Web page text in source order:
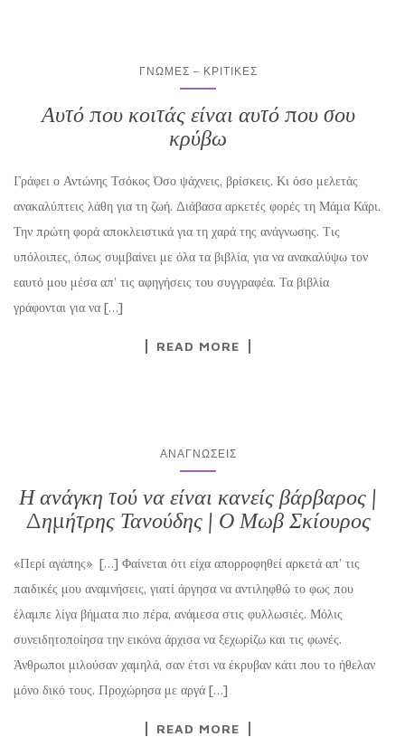
ΓΝΏΜΕΣ – ΚΡΙΤΙΚΈΣ
Αυτό που κοιτάς είναι αυτό που σου
κρύβω
Γράφει ο Αντώνης Τσόκος Όσο ψάχνεις, βρίσκεις. Κι όσο μελετάς
ανακαλύπτεις λάθη για τη ζωή. Διάβασα αρκετές φορές τη Μάμα Κάρι.
Την πρώτη φορά αποκλειστικά για τη χαρά της ανάγνωσης. Τις
υπόλοιπες, όπως συμβαίνει με όλα τα βιβλία, για να ανακαλύψω τον
εαυτό μου μέσα απ’ τις αφηγήσεις του συγγραφέα. Τα βιβλία
γράφονται για να […]
READ MORE
ΑΝΑΓΝΏΣΕΙΣ
Η ανάγκη τού να είναι κανείς βάρβαρος |
Δημήτρης Τανούδης | Ο Μωβ Σκίουρος
«Περί αγάπης» […] Φαίνεται ότι είχα απορροφηθεί αρκετά απ’ τις
παιδικές μου αναμνήσεις, γιατί άργησα να αντιληφθώ το φως που
έλαμπε λίγα βήματα πιο πέρα, ανάμεσα στις φυλλωσιές. Μόλις
συνειδητοποίησα την εικόνα άρχισα να ξεχωρίζω και τις φωνές.
Άνθρωποι μιλούσαν χαμηλά, σαν έτσι να έκρυβαν κάτι που το ήθελαν
μόνο δικό τους. Προχώρησα με αργά […]
READ MORE